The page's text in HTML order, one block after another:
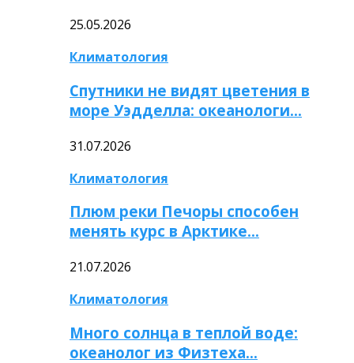
25.05.2026
Климатология
Спутники не видят цветения в
море Уэдделла: океанологи…
31.07.2026
Климатология
Плюм реки Печоры способен
менять курс в Арктике…
21.07.2026
Климатология
Много солнца в теплой воде:
океанолог из Физтеха…